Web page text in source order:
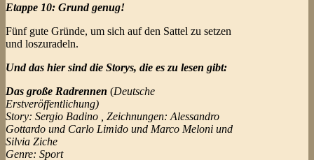
Etappe 10: Grund genug!
Fünf gute Gründe, um sich auf den Sattel zu setzen
und loszuradeln.
Und das hier sind die Storys, die es zu lesen gibt:
Das große Radrennen (Deutsche
Erstveröffentlichung)
Story: Sergio Badino , Zeichnungen: Alessandro
Gottardo und Carlo Limido und Marco Meloni und
Silvia Ziche
Genre: Sport